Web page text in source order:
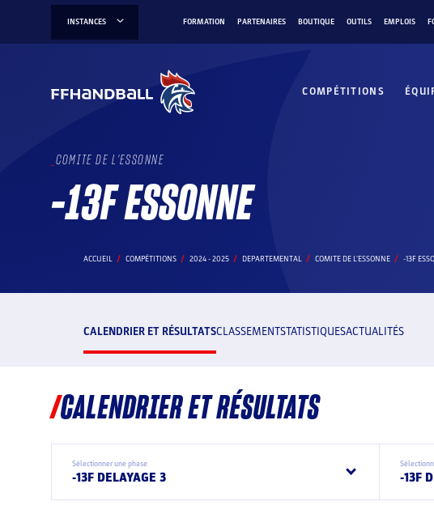
INSTANCES FORMATION PARTENAIRES BOUTIQUE OUTILS EMPLOIS
COMPÉTITIONS
COMITE DE L'ESSONNE
-13F ESSONNE
ACCUEIL COMPÉTITIONS 2024 - 2025 DEPARTEMENTAL COMITE DE L'ESSONNE -13F
CALENDRIER ET RÉSULTATSCLASSEMENTSTATISTIQUESACTUALITÉS
CALENDRIER ET RÉSULTATS
Sélectionner une phase
-13F DELAYAGE 3 -13F